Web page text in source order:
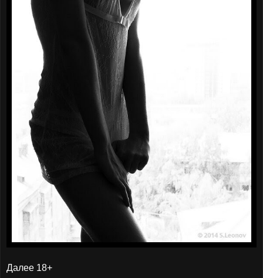
Далее 18+